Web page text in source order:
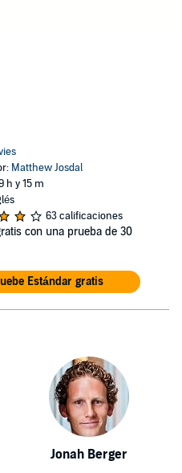
Matthew Josdal
h y 15 m
63 calificaciones
con una prueba de 30
Estándar gratis
Jonah Berger